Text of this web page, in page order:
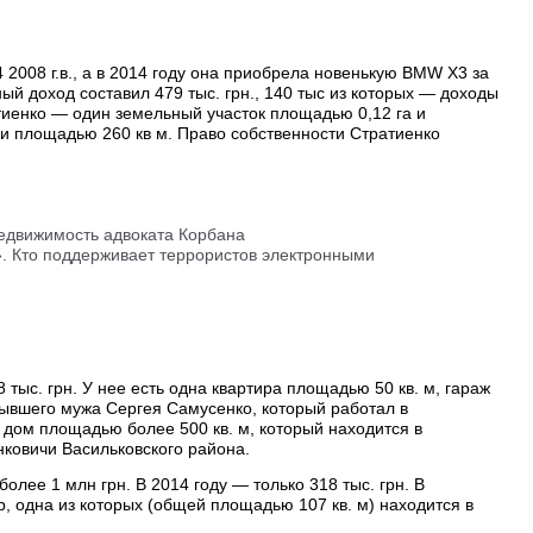
г.в., а в 2014 году она приобрела новенькую BMW X3 за
доход составил 479 тыс. грн., 140 тыс из которых — доходы
— один земельный участок площадью 0,12 га и
площадью 260 кв м. Право собственности Стратиенко
адвоката Корбана
поддерживает террористов электронными
грн. У нее есть одна квартира площадью 50 кв. м, гараж
мужа Сергея Самусенко, который работал в
площадью более 500 кв. м, который находится в
Васильковского района.
1 млн грн. В 2014 году — только 318 тыс. грн. В
одна из которых (общей площадью 107 кв. м) находится в